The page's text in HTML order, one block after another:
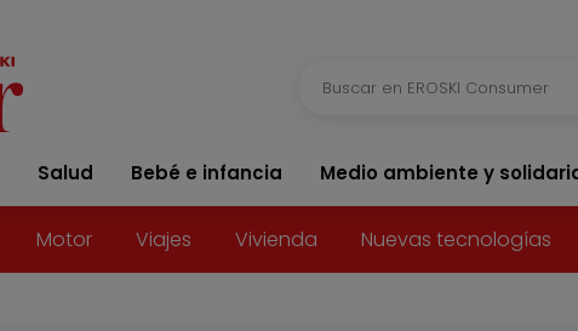
Salud Bebé e infancia Medio ambiente y
Motor Viajes Vivienda Nuevas tecnologías